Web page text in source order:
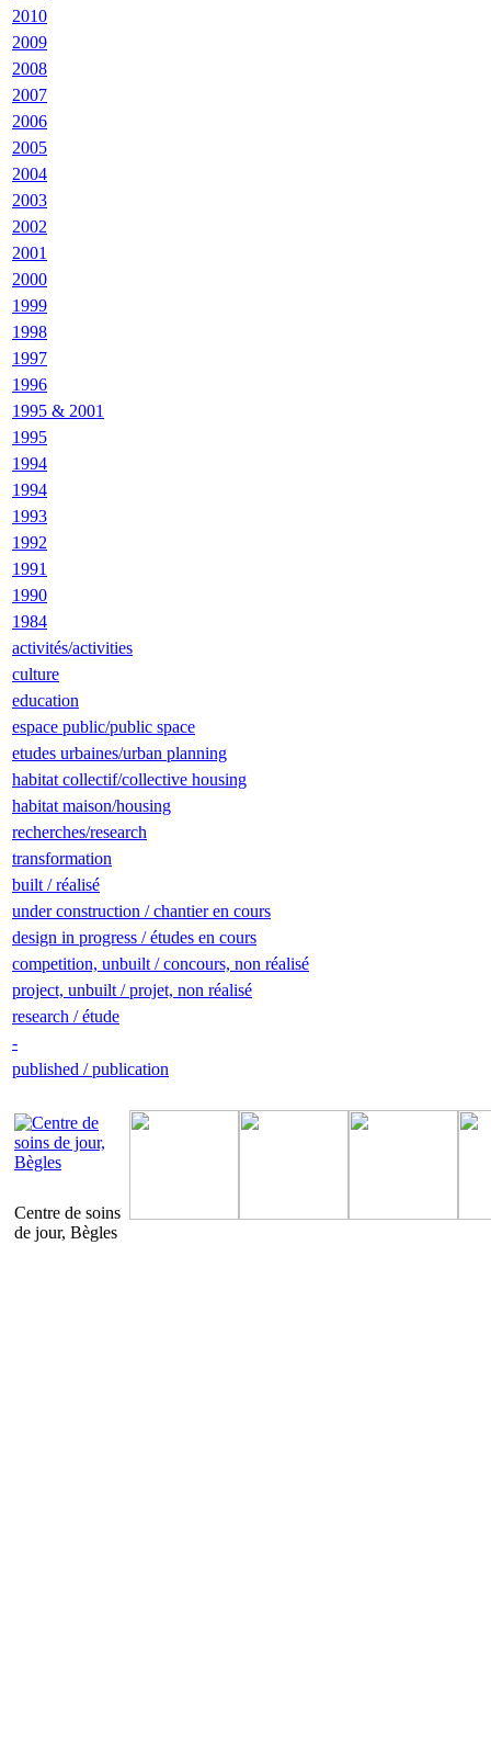
2010
2009
2008
2007
2006
2005
2004
2003
2002
2001
2000
1999
1998
1997
1996
1995 & 2001
1995
1994
1994
1993
1992
1991
1990
1984
activités/activities
culture
education
espace public/public space
etudes urbaines/urban planning
habitat collectif/collective housing
habitat maison/housing
recherches/research
transformation
built / réalisé
under construction / chantier en cours
design in progress / études en cours
competition, unbuilt / concours, non réalisé
project, unbuilt / projet, non réalisé
research / étude
-
published / publication
Centre de soins
de jour, Bègles